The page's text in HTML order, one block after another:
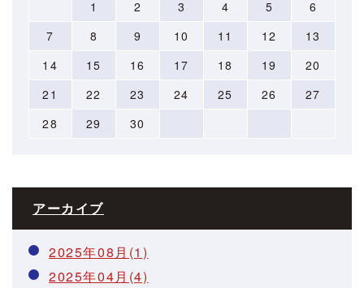
1
2 3 4 5
6
7
8 9 10 11 12
13
14
15 16 17 18 19
20
21
22 23 24 25 26
27
28
29 30
アーカイブ
2025年08月(1)
2025年04月(4)